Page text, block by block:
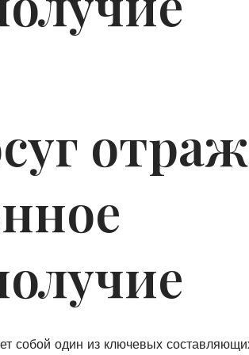
собой один из ключевых